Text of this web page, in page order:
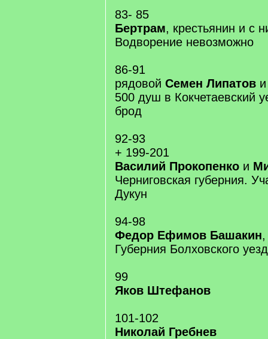
83- 85
Бертрам, крестьянин и с
Водворение невозможно
86-91
рядовой Семен Липатов
500 душ в Кокчетаевский
брод
92-93
+ 199-201
Василий Прокопенко и
Черниговская губерния.
Дукун
94-98
Федор Ефимов Башакин
Губерния Болховского
99
Яков Штефанов
101-102
Николай Гребнев